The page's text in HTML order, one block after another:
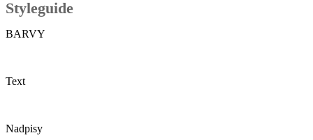
Styleguide
BARVY
Text
Nadpisy